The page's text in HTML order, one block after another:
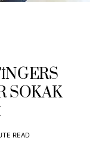
SOKAK
READ